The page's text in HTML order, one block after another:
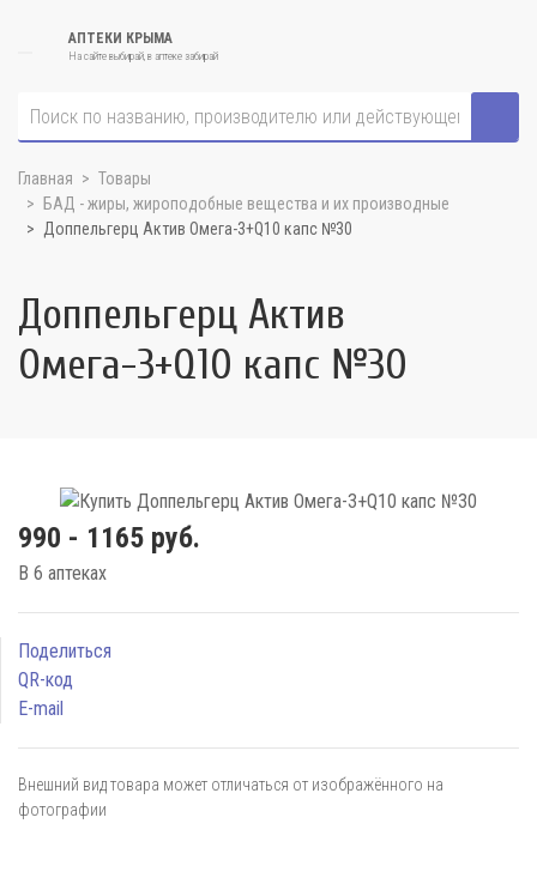
АПТЕКИ КРЫМА
На сайте выбирай, в аптеке забирай
Главная
Товары
БАД - жиры, жироподобные вещества и их производные
Доппельгерц Актив Омега-3+Q10 капс №30
Доппельгерц Актив
Омега-3+Q10 капс №30
990 - 1165 руб.
В 6 аптеках
Поделиться
QR-код
E-mail
Внешний вид товара может отличаться от изображённого на
фотографии